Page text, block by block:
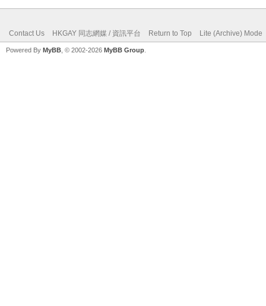
Contact Us HKGAY 同志網媒 / 資訊平台 Return to Top Lite (Archive) Mode
Powered By MyBB , © 2002-2026 MyBB Group